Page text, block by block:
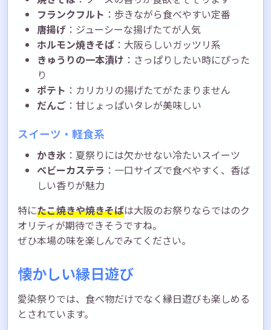
フランクフルト ：歩きながら食べやすい定番
唐揚げ ：ジューシーな揚げたてが人気
ホルモン焼きそば ：大阪らしいガッツリ系
きゅうりの一本漬け ：さっぱりしたい時にぴった
り
ポテト ：カリカリの揚げたてがたまりません
だんご ：甘じょっぱいタレが美味しい
スイーツ・軽食系
かき氷 ：夏祭りには欠かせない冷たいスイーツ
ベビーカステラ ：一口サイズで食べやすく、香ば
しい香りが魅力
特にたこ焼きや焼きそばは大阪のお祭りならではのク
オリティが期待できそうですね。
ぜひ本場の味を楽しんでみてください。
懐かしい縁日遊び
愛染祭りでは、食べ物だけでなく縁日遊びも楽しめる
とされています。